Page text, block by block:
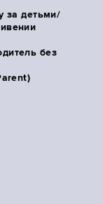
за детьми/
без